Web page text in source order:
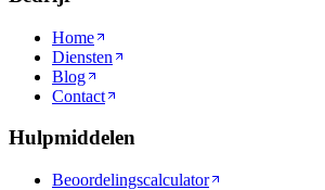
Home
Diensten
Blog
Contact
Hulpmiddelen
Beoordelingscalculator